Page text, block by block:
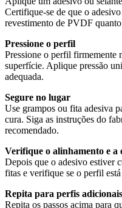
Certifique-se de que o
revestimento de PVDF
Pressione o perfil
Pressione o perfil firmemente
superfície. Aplique pressão
adequada.
Segure no lugar
Use grampos ou fita adesiva
cura. Siga as instruções do
recomendado.
Verifique o alinhamento e a
Depois que o adesivo estiver
fitas e verifique se o perfil
Repita para perfis adicionais
Repita os passos acima para